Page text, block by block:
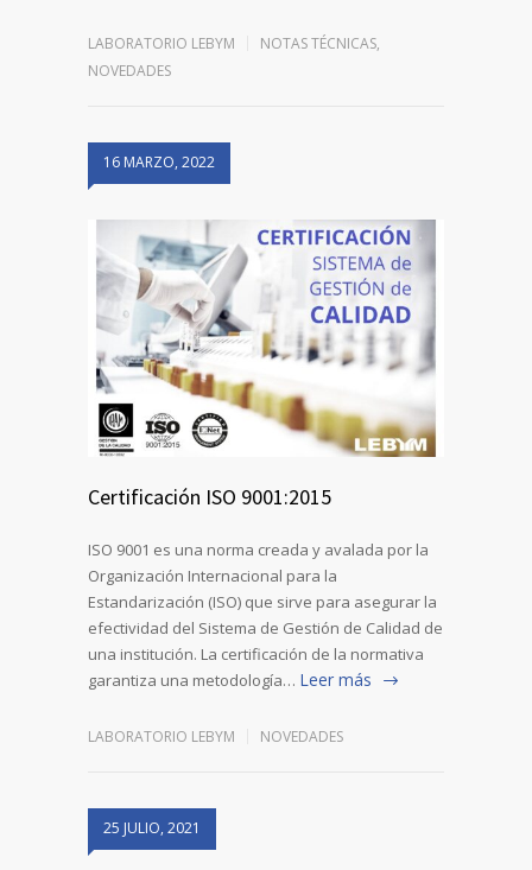
LABORATORIO LEBYM NOTAS TÉCNICAS,
NOVEDADES
16 MARZO, 2022
Certificación ISO 9001:2015
ISO 9001 es una norma creada y avalada por la
Organización Internacional para la
Estandarización (ISO) que sirve para asegurar la
efectividad del Sistema de Gestión de Calidad de
una institución. La certificación de la normativa
garantiza una metodología… Leer más
LABORATORIO LEBYM NOVEDADES
25 JULIO, 2021